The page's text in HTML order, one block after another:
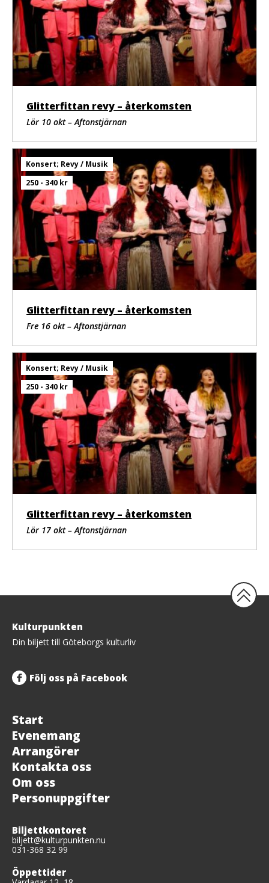
Glitterfittan revy – återkomsten
Lör 10 okt – Aftonstjärnan
Konsert; Revy / Musik
250 - 340 kr
Glitterfittan revy – återkomsten
Fre 16 okt – Aftonstjärnan
Konsert; Revy / Musik
250 - 340 kr
Glitterfittan revy – återkomsten
Lör 17 okt – Aftonstjärnan
Tillbaka
upp
Kulturpunkten
Din biljett till Göteborgs kulturliv
Följ oss på Facebook
Start
Evenemang
Arrangörer
Kontakta oss
Om oss
Personuppgifter
Biljettkontoret
biljett@kulturpunkten.nu
031-368 32 99
Öppettider